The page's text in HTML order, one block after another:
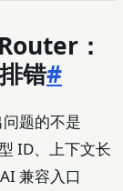
：
错#
题的不是
ID、上下文长
兼容入口